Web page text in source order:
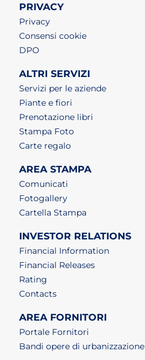
PRIVACY
Privacy
Consensi cookie
DPO
ALTRI SERVIZI
Servizi per le aziende
Piante e fiori
Prenotazione libri
Stampa Foto
Carte regalo
AREA STAMPA
Comunicati
Fotogallery
Cartella Stampa
INVESTOR RELATIONS
Financial Information
Financial Releases
Rating
Contacts
AREA FORNITORI
Portale Fornitori
Bandi opere di urbanizzazione